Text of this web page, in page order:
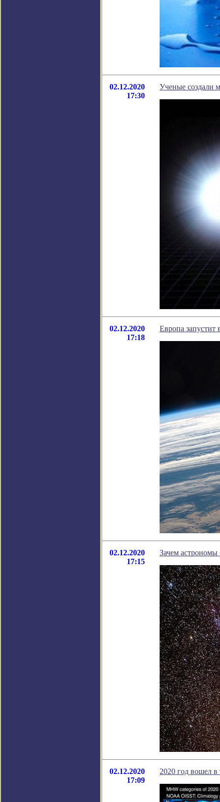
02.12.2020
17:30
Ученые создали
02.12.2020
17:18
Европа
02.12.2020
17:15
Зачем астрономы
02.12.2020
17:09
2020 год вошел